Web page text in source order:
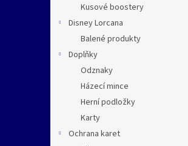
Kusové boostery
Disney Lorcana
Balené produkty
Doplňky
Odznaky
Házecí mince
Herní podložky
Karty
Ochrana karet